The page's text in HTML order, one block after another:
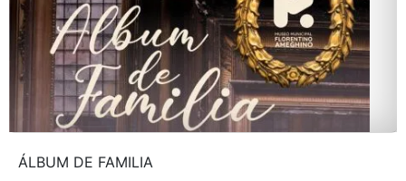
ÁLBUM DE FAMILIA